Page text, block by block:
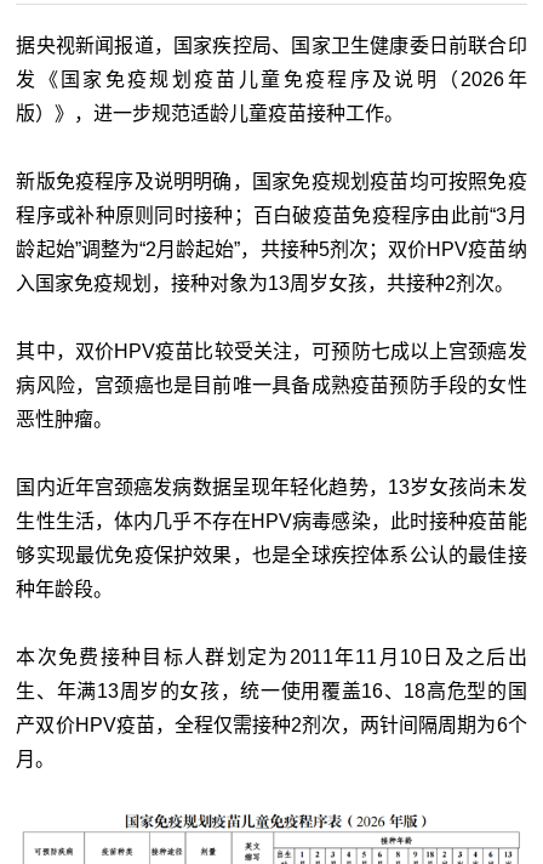
据央视新闻报道，国家疾控局、国家卫生健康委日前联合印
发《国家免疫规划疫苗儿童免疫程序及说明（2026年
版）》，进一步规范适龄儿童疫苗接种工作。
新版免疫程序及说明明确，国家免疫规划疫苗均可按照免疫
程序或补种原则同时接种；百白破疫苗免疫程序由此前“3月
龄起始”调整为“2月龄起始”，共接种5剂次；双价HPV疫苗纳
入国家免疫规划，接种对象为13周岁女孩，共接种2剂次。
其中，双价HPV疫苗比较受关注，可预防七成以上宫颈癌发
病风险，宫颈癌也是目前唯一具备成熟疫苗预防手段的女性
恶性肿瘤。
国内近年宫颈癌发病数据呈现年轻化趋势，13岁女孩尚未发
生性生活，体内几乎不存在HPV病毒感染，此时接种疫苗能
够实现最优免疫保护效果，也是全球疾控体系公认的最佳接
种年龄段。
本次免费接种目标人群划定为2011年11月10日及之后出
生、年满13周岁的女孩，统一使用覆盖16、18高危型的国
产双价HPV疫苗，全程仅需接种2剂次，两针间隔周期为6个
月。